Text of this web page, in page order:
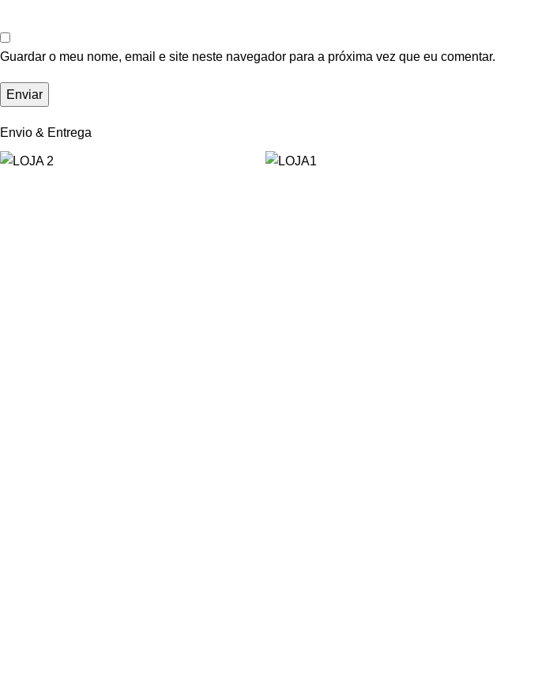
Guardar o meu nome, email e site neste navegador para a próxima vez que eu comentar.
Envio & Entrega